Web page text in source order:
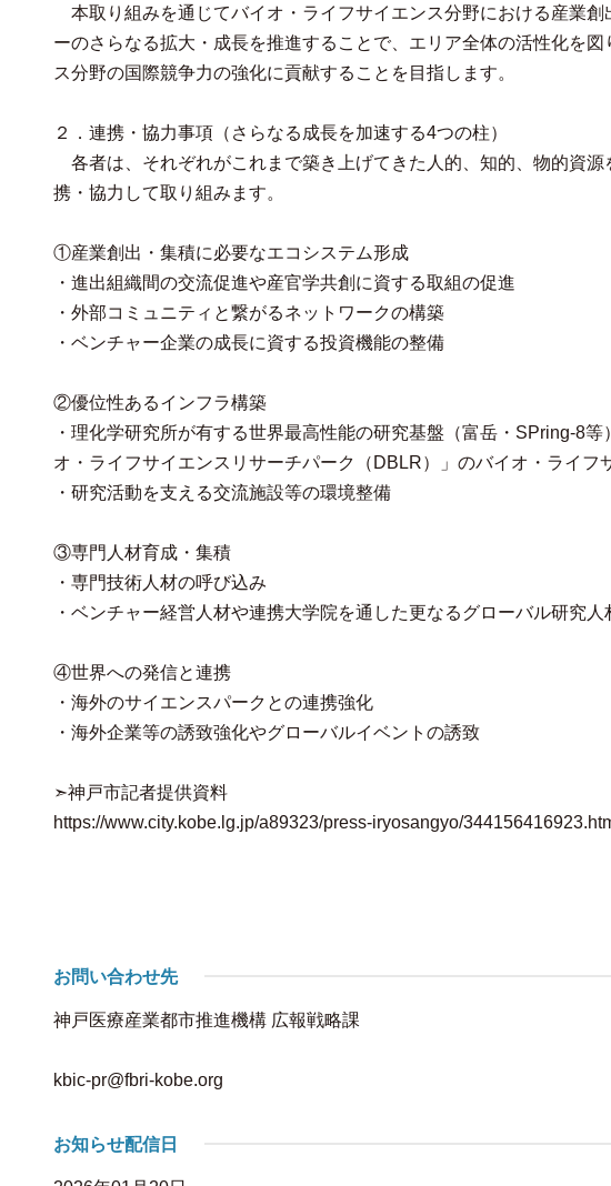
本取り組みを通じてバイオ・ライフサイエンス分野における産業
ーのさらなる拡大・成長を推進することで、エリア全体の活性化を
ス分野の国際競争力の強化に貢献することを目指します。
２．連携・協力事項（さらなる成長を加速する4つの柱）
各者は、それぞれがこれまで築き上げてきた人的、知的、物的資
携・協力して取り組みます。
①産業創出・集積に必要なエコシステム形成
・進出組織間の交流促進や産官学共創に資する取組の促進
・外部コミュニティと繋がるネットワークの構築
・ベンチャー企業の成長に資する投資機能の整備
②優位性あるインフラ構築
・理化学研究所が有する世界最高性能の研究基盤（富岳・SPring-8
オ・ライフサイエンスリサーチパーク（DBLR）」のバイオ・ライフ
・研究活動を支える交流施設等の環境整備
③専門人材育成・集積
・専門技術人材の呼び込み
・ベンチャー経営人材や連携大学院を通した更なるグローバル研究人
④世界への発信と連携
・海外のサイエンスパークとの連携強化
・海外企業等の誘致強化やグローバルイベントの誘致
➣神戸市記者提供資料
https://www.city.kobe.lg.jp/a89323/press-iryosangyo/
お問い合わせ先
神戸医療産業都市推進機構 広報戦略課
kbic-pr@fbri-kobe.org
お知らせ配信日